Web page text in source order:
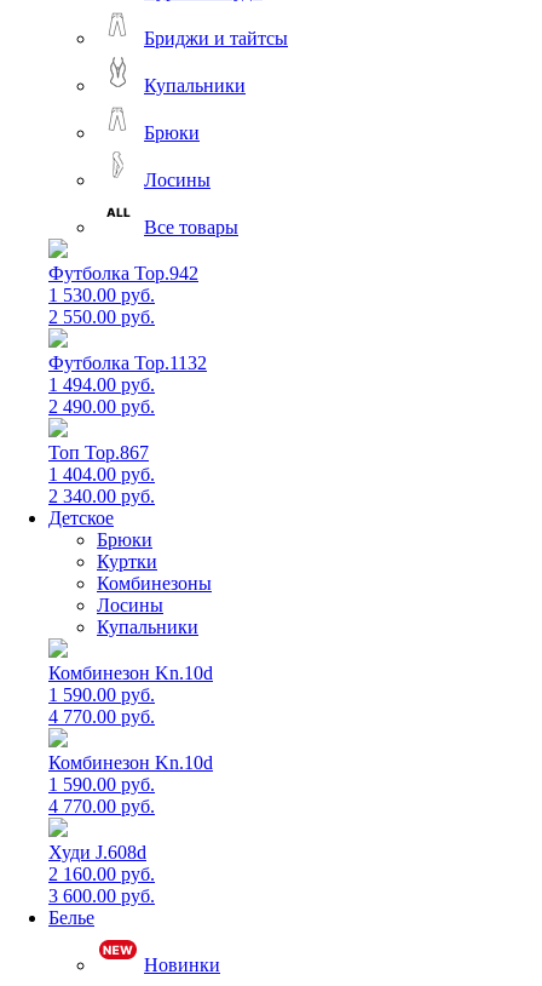
Бриджи и тайтсы
Купальники
Брюки
Лосины
Все товары
Футболка Top.942
1 530.00 руб.
2 550.00 руб.
Футболка Top.1132
1 494.00 руб.
2 490.00 руб.
Топ Top.867
1 404.00 руб.
2 340.00 руб.
Детское
Брюки
Куртки
Комбинезоны
Лосины
Купальники
Комбинезон Kn.10d
1 590.00 руб.
4 770.00 руб.
Комбинезон Kn.10d
1 590.00 руб.
4 770.00 руб.
Худи J.608d
2 160.00 руб.
3 600.00 руб.
Белье
Новинки